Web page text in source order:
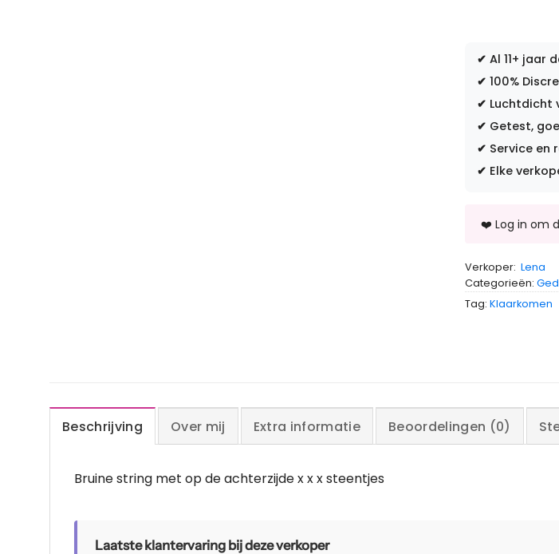
✔ Al 11+ jaar
✔ 100%
✔ Luchtdicht
✔ Getest,
✔ Service en
✔ Elke
Verkoper: Lena
Categorieën:
Tag: Klaarkomen
Beschrijving Over mij Extra informatie Beoordelingen (0)
Bruine string met op de achterzijde x x x steentjes
Laatste klantervaring bij deze verkoper